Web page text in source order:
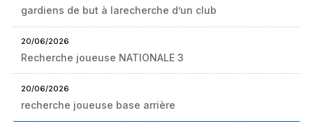
gardiens de but à larecherche d’un club
20/06/2026
Recherche joueuse NATIONALE 3
20/06/2026
recherche joueuse base arrière